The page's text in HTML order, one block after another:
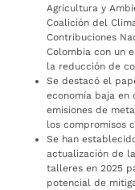
Agricultura y
Coalición del
Contribuciones
Colombia con un
la reducción de
Se destacó el
economía baja en
emisiones de
los compromisos
Se han
actualización de
talleres en 2025
potencial de